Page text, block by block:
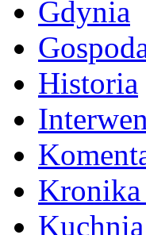
Gdynia
Historia
Kuchnia